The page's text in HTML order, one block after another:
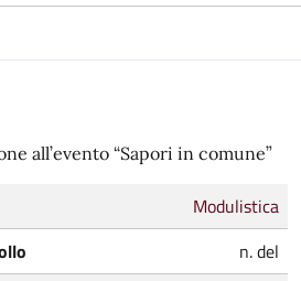
all’evento “Sapori in comune”
Modulistica
n. del